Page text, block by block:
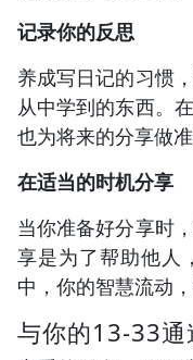
记录你的反思
养成写日记的习惯
从中学到的东西。
也为将来的分享做准
在适当的时机分享
当你准备好分享时
享是为了帮助他人
中，你的智慧流动
与你的13-33通